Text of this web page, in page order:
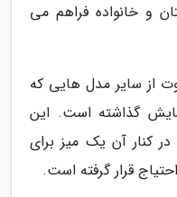
و خانواده فراهم می
از سایر مدل هایی که
گذاشته است. این
کنار آن یک میز برای
قرار گرفته است.